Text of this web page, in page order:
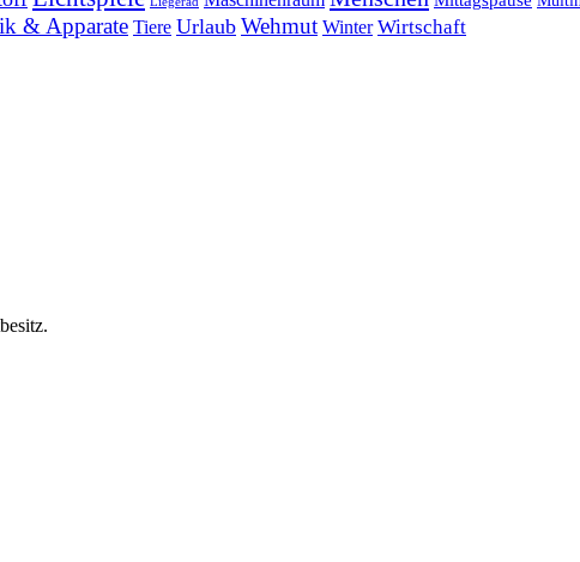
& Apparate Tiere Urlaub Wehmut Winter Wirtschaft